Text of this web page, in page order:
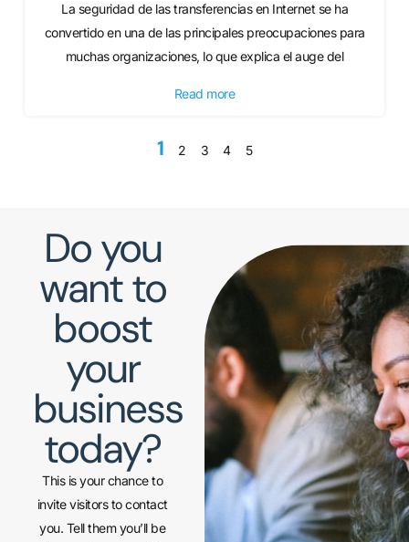
La seguridad de las transferencias en Internet se ha
convertido en una de las principales preocupaciones para
muchas organizaciones, lo que explica el auge del
Read more
1 2 3 4 5
Do you
want to
boost
your
business
today?
This is your chance to
invite visitors to contact
you. Tell them you’ll be